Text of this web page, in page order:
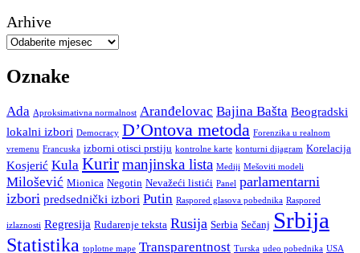
Arhive
Oznake
Ada Aproksimativna normalnost Aranđelovac Bajina Bašta Beogradski
lokalni izbori Democracy D’Ontova metoda Forenzika u realnom
vremenu Francuska izborni otisci prstiju kontrolne karte konturni dijagram Korelacija
Kosjerić Kula Kurirmanjinska lista Mediji Mešoviti modeli
Milošević Mionica Negotin Nevažeći listići Panel parlamentarni
izbori predsednički izbori Putin Raspored glasova pobednika Raspored
izlaznosti Regresija Rudarenje teksta Rusija Serbia Sečanj Srbija
Statistika toplotne mape Transparentnost Turska udeo pobednika USA